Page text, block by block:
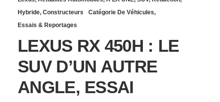
Hybride, Constructeurs Catégorie De Véhicules,
Essais & Reportages
LEXUS RX 450H : LE
SUV D’UN AUTRE
ANGLE, ESSAI